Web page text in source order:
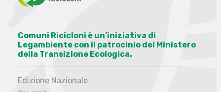
Comuni Ricicloni è un’iniziativa di
Legambiente con il patrocinio del Ministero
della Transizione Ecologica.
Edizione Nazionale